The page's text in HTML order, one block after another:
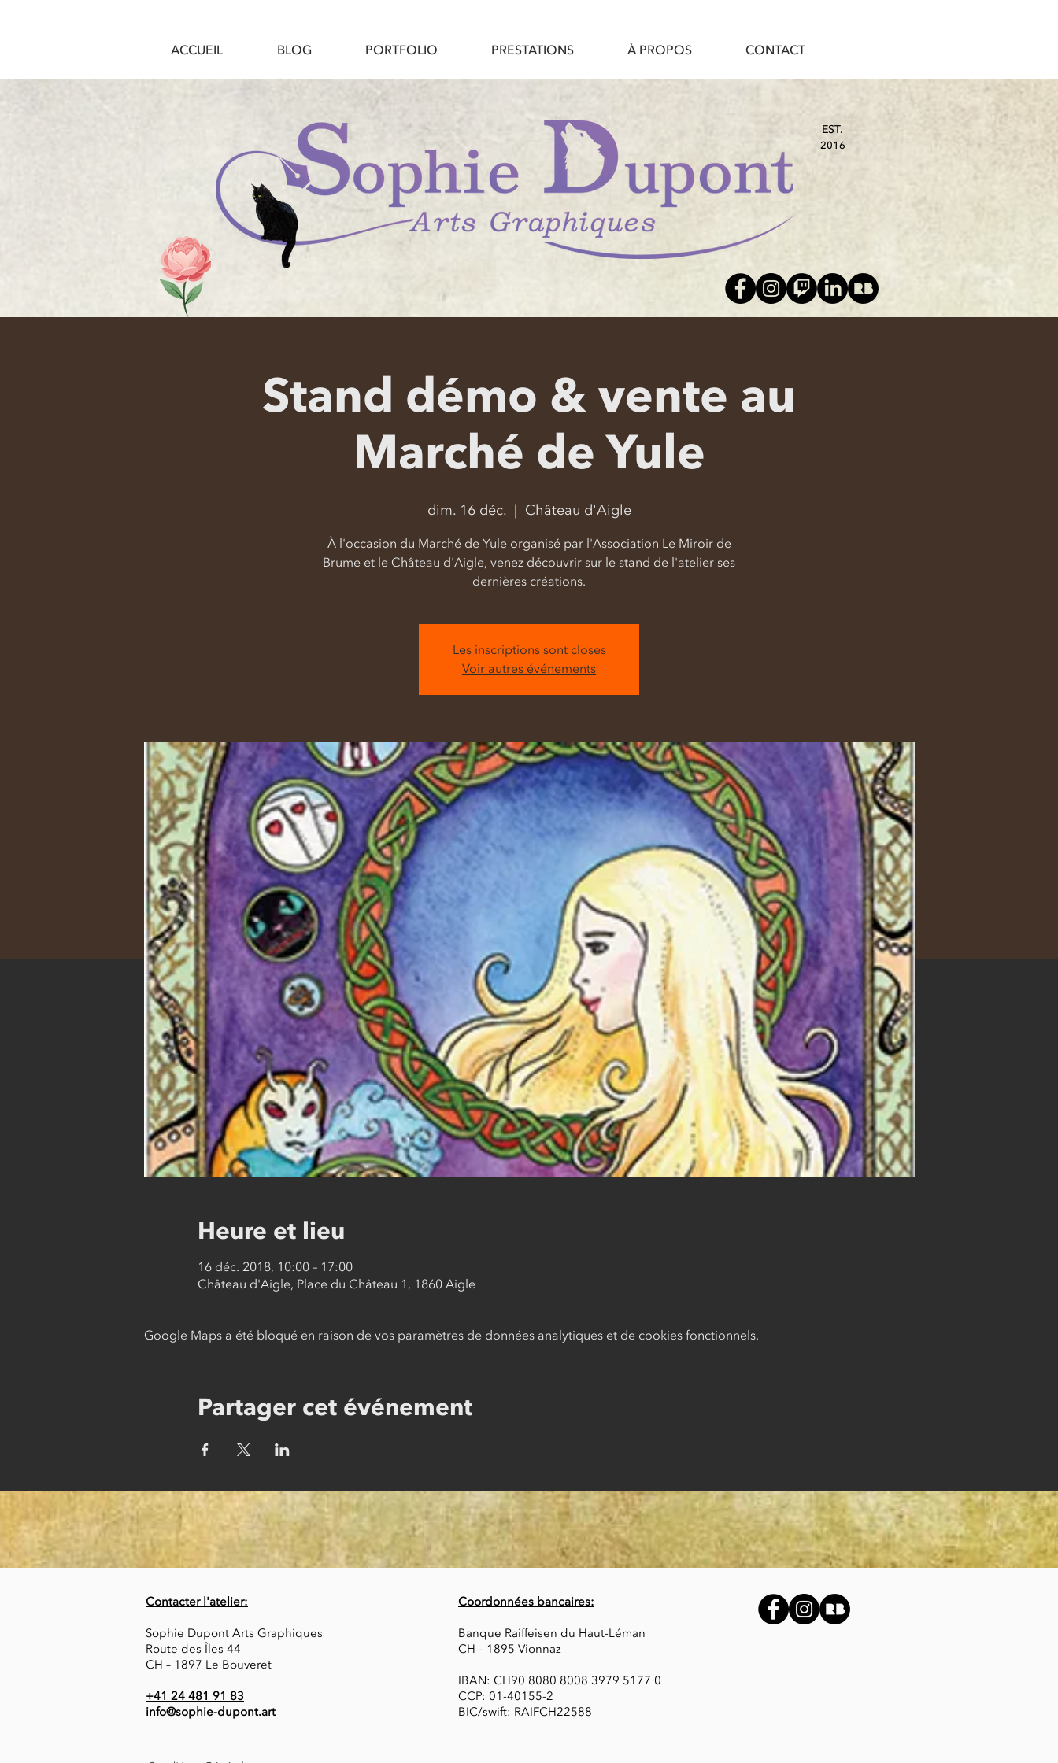
ACCUEIL BLOG PORTFOLIO PRESTATIONS À PROPOS CONTACT
EST.
2016
Stand démo & vente au
Marché de Yule
dim. 16 déc.
  |
Château d'Aigle
À l'occasion du Marché de Yule organisé par l'Association Le Miroir de
Brume et le Château d'Aigle, venez découvrir sur le stand de l'atelier ses
dernières créations.
Les inscriptions sont closes
Voir autres événements
Heure et lieu
16 déc. 2018, 10:00 – 17:00
Château d'Aigle, Place du Château 1, 1860 Aigle
Google Maps a été bloqué en raison de vos paramètres de données analytiques et de cookies fonctionnels.
Partager cet événement
Contacter l'atelier:
Sophie Dupont Arts Graphiques
Route des Îles 44
CH – 1897 Le Bouveret
+41 24 481 91 83
info@sophie-dupont.art
Coordonnées bancaires:
Banque Raiffeisen du Haut-Léman
CH – 1895 Vionnaz
IBAN: CH90 8080 8008 3979 5177 0
CCP: 01-40155-2
BIC/swift: RAIFCH22588